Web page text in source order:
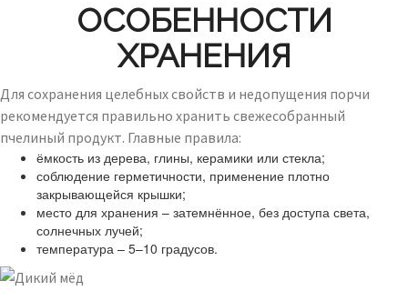
ОСОБЕННОСТИ
ХРАНЕНИЯ
Для сохранения целебных свойств и недопущения порчи
рекомендуется правильно хранить свежесобранный
пчелиный продукт. Главные правила:
ёмкость из дерева, глины, керамики или стекла;
соблюдение герметичности, применение плотно
закрывающейся крышки;
место для хранения – затемнённое, без доступа света,
солнечных лучей;
температура – 5–10 градусов.